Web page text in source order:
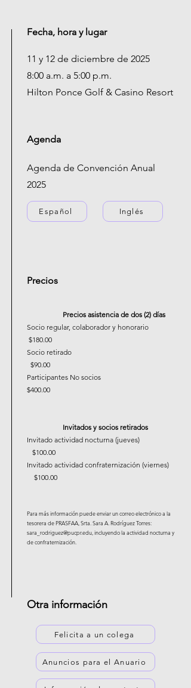
Fecha, hora y lugar
11 y 12 de diciembre de 2025
8:00 a.m. a 5:00 p.m.
Hilton Ponce Golf & Casino Resort
Agenda
Agenda de Convención Anual
2025
Español Inglés
Precios
Precios asistencia de dos (2) días
Socio regular, colaborador y honorario
$180.00
Socio retirado
$90.00
Participantes No socios
$400.00
Invitados y socios retirados
Invitado actividad nocturna (jueves)
$100.00
Invitado actividad confraternización (viernes)
$100.00
Para más información puede enviar un correo electrónico a la
tesorera de PRASFAA, Srta. Sara A. Rodríguez Torres:
sara_rodriguez@pucpr.edu , incluyendo la actividad nocturna y
de confraternización.
Otra información
Felicita a un colega
Anuncios para el Anuario